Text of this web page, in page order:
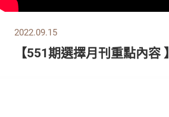
2022.09.15
【551期選擇月刊重點內容 】